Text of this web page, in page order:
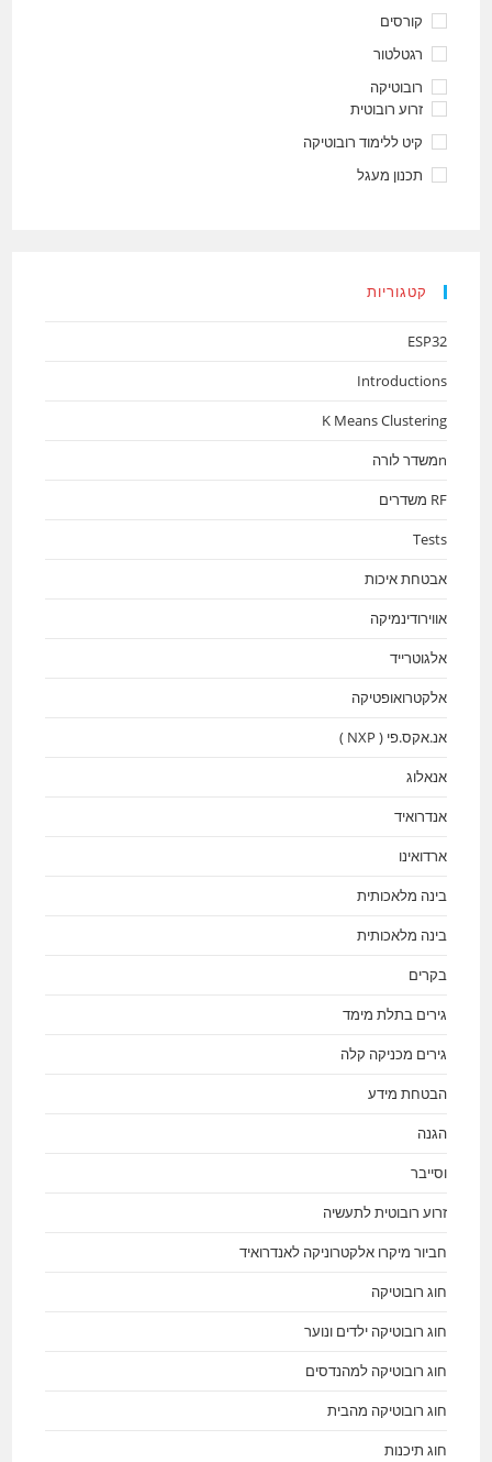
קורסים
רגטלטור
רובוטיקה
זרוע רובוטית
קיט ללימוד רובוטיקה
תכנון מעגל
קטגוריות
ESP32
Introductions
K Means Clustering
nמשדר לורה
RF משדרים
Tests
אבטחת איכות
אווירודינמיקה
אלגוטרייד
אלקטרואופטיקה
אנ.אקס.פי ( NXP )
אנאלוג
אנדרואיד
ארדואינו
בינה מלאכותית
בינה מלאכותית
בקרים
גירים בתלת מימד
גירים מכניקה קלה
הבטחת מידע
הגנה
וסייבר
זרוע רובוטית לתעשיה
חביור מיקרו אלקטרוניקה לאנדרואיד
חוג רובוטיקה
חוג רובוטיקה ילדים ונוער
חוג רובוטיקה למהנדסים
חוג רובוטיקה מהבית
חוג תיכנות